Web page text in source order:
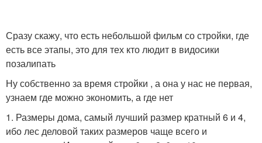
Сразу скажу, что есть небольшой фильм со стройки, где
есть все этапы, это для тех кто людит в видосики
позалипать
Ну собственно за время стройки , а она у нас не первая,
узнаем где можно экономить, а где нет
1. Размеры дома, самый лучший размер кратный 6 и 4,
ибо лес деловой таких размеров чаще всего и